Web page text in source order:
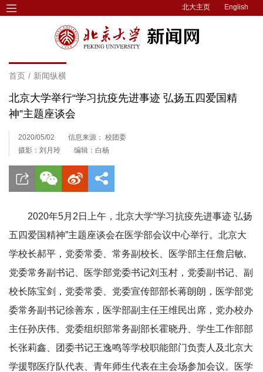
北大主页 English
首页 / 新闻纵横
北京大学举行“学习抗疫先进事迹 弘扬五四爱国精
神”主题座谈会
2020/05/02
信息来源： 校团委
摄影：刘月玲
编辑：白杨
2020年5月2日上午，北京大学“学习抗疫先进事迹 弘扬
五四爱国精神”主题座谈会在医学部会议中心举行。北京大
学校长郝平，党委常委、常务副校长、医学部主任詹启敏,
党委常务副书记、医学部党委书记刘玉村，党委副书记、副
校长陈宝剑，党委常委、党委宣传部部长蒋朗朗，医学部党
委常务副书记徐善东，医学部副主任王维民出席，党办校办
主任孙庆伟、党委组织部常务副部长霍晓丹、学生工作部部
长张莉鑫、团委书记王逸鸣等学校职能部门负责人及北京大
学援鄂医疗队代表、青年师生代表在主会场参加会议。医学